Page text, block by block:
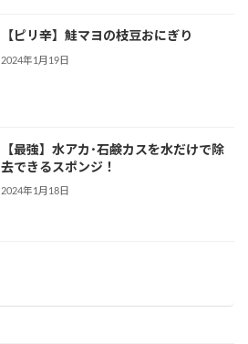
【ピリ辛】鮭マヨの枝豆おにぎり
2024年1月19日
【最強】水アカ･石鹸カスを水だけで除
去できるスポンジ！
2024年1月18日